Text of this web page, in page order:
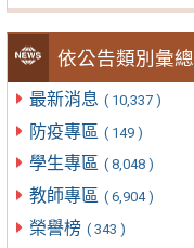
依公告類別彙總
最新消息 ( 10,337 )
防疫專區 ( 149 )
學生專區 ( 8,048 )
教師專區 ( 6,904 )
榮譽榜 ( 343 )